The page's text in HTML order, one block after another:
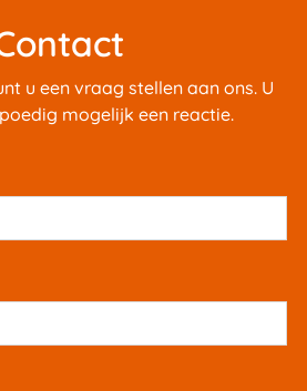
u een vraag stellen aan ons. U
mogelijk een reactie.